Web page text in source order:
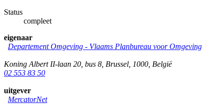
Status
compleet
eigenaar
Departement Omgeving - Vlaams Planbureau voor Omgeving
Koning Albert II-laan 20, bus 8 Brussel 1000 België
02 553 83 50
uitgever
MercatorNet